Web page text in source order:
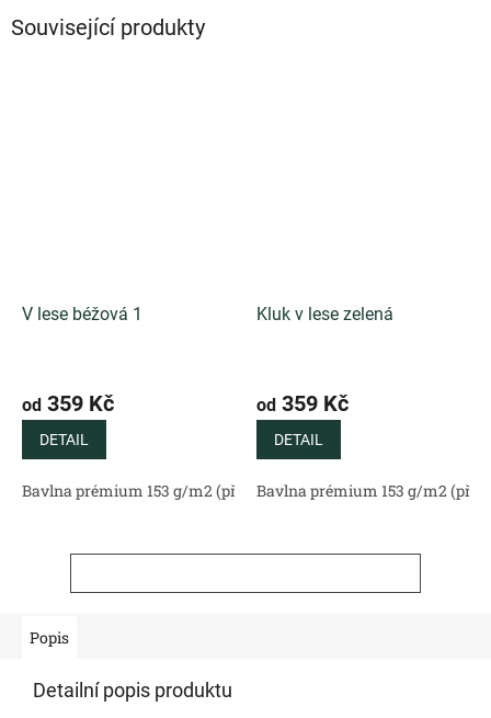
Související produkty
V lese béžová 1
od 359 Kč
DETAIL
Bavlna prémium 153 g/m2 (přírodní) Bavlněný satén 130 g/
Kluk v lese zelená
od 359 Kč
DETAIL
Bavlna prémium 153 g/m2
Popis
Detailní popis produktu